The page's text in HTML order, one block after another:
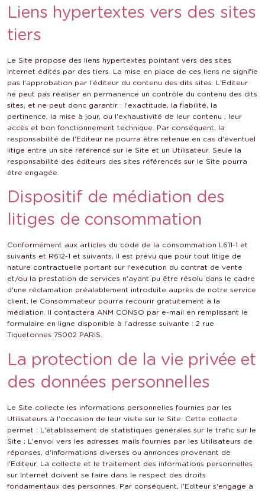
Liens hypertextes vers des sites
tiers
Le Site propose des liens hypertextes pointant vers des sites
Internet édités par des tiers. La mise en place de ces liens ne signifie
pas l'approbation par l'éditeur du contenu des dits sites. L'Editeur
ne peut pas réaliser en permanence un contrôle du contenu des dits
sites, et ne peut donc garantir : l'exactitude, la fiabilité, la
pertinence, la mise à jour, ou l'exhaustivité de leur contenu ; leur
accès et bon fonctionnement technique. Par conséquent, la
responsabilité de l'Editeur ne pourra être retenue en cas d'éventuel
litige entre un site référencé sur le Site et un Utilisateur. Seule la
responsabilité des éditeurs des sites référencés sur le Site pourra
être engagée.
Dispositif de médiation des
litiges de consommation
Conformément aux articles du code de la consommation L611-1 et
suivants et R612-1 et suivants, il est prévu que pour tout litige de
nature contractuelle portant sur l'exécution du contrat de vente
et/ou la prestation de services n'ayant pu être résolu dans le cadre
d'une réclamation préalablement introduite auprès de notre service
client, le Consommateur pourra recourir gratuitement à la
médiation. Il contactera ANM CONSO par e-mail en remplissant le
formulaire en ligne disponible à l'adresse suivante : 2 rue
Tiquetonnes 75002 PARIS.
La protection de la vie privée et
des données personnelles
Le Site collecte les informations personnelles fournies par les
Utilisateurs à l'occasion de leur visite sur le Site. Cette collecte
permet : L'établissement de statistiques générales sur le trafic sur le
Site ; L'envoi vers les adresses mails fournies par les Utilisateurs de
réponses, d'informations diverses ou annonces provenant de
l'Editeur. La collecte et le traitement des informations personnelles
sur Internet doivent se faire dans le respect des droits
fondamentaux des personnes. Par conséquent, l'Editeur s'engage à